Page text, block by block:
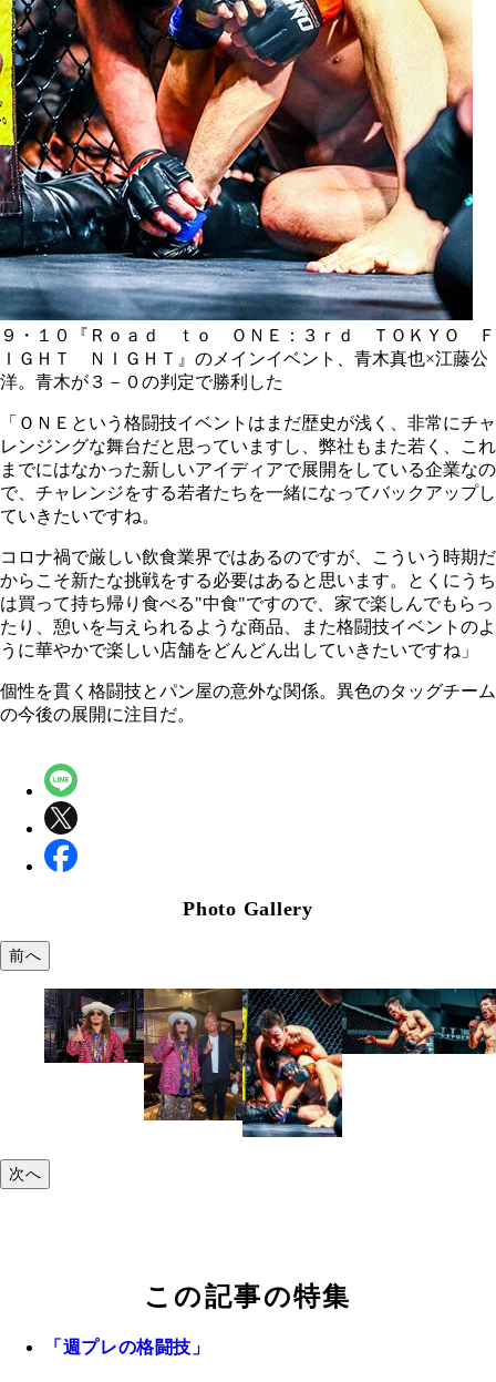
９・１０『Ｒｏａｄ ｔｏ ＯＮＥ：３ｒｄ ＴＯＫＹＯ Ｆ
ＩＧＨＴ ＮＩＧＨＴ』のメインイベント、青木真也×江藤公
洋。青木が３－０の判定で勝利した
「ＯＮＥという格闘技イベントはまだ歴史が浅く、非常にチャ
レンジングな舞台だと思っていますし、弊社もまた若く、これ
までにはなかった新しいアイディアで展開をしている企業なの
で、チャレンジをする若者たちを一緒になってバックアップし
ていきたいですね。
コロナ禍で厳しい飲食業界ではあるのですが、こういう時期だ
からこそ新たな挑戦をする必要はあると思います。とくにうち
は買って持ち帰り食べる"中食"ですので、家で楽しんでもらっ
たり、憩いを与えられるような商品、また格闘技イベントのよ
うに華やかで楽しい店舗をどんどん出していきたいですね」
個性を貫く格闘技とパン屋の意外な関係。異色のタッグチーム
の今後の展開に注目だ。
Photo Gallery
前へ
次へ
この記事の特集
「週プレの格闘技」